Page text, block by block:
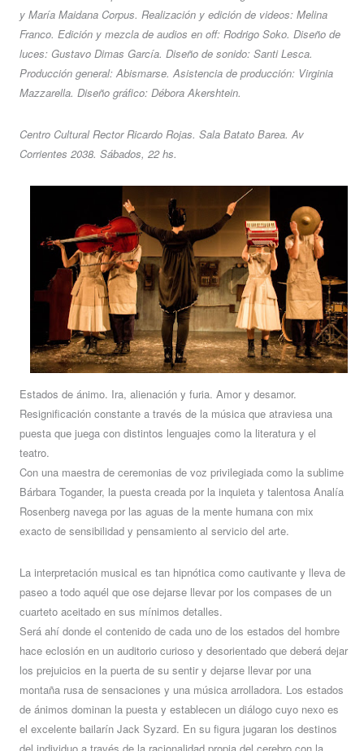
y María Maidana Corpus. Realización y edición de videos: Melina
Franco. Edición y mezcla de audios en off: Rodrigo Soko. Diseño de
luces: Gustavo Dimas García. Diseño de sonido: Santi Lesca.
Producción general: Abismarse. Asistencia de producción: Virginia
Mazzarella. Diseño gráfico: Débora Akershtein.
Centro Cultural Rector Ricardo Rojas. Sala Batato Barea. Av
Corrientes 2038. Sábados, 22 hs.
Estados de ánimo. Ira, alienación y furia. Amor y desamor.
Resignificación constante a través de la música que atraviesa una
puesta que juega con distintos lenguajes como la literatura y el
teatro.
Con una maestra de ceremonias de voz privilegiada como la sublime
Bárbara Togander, la puesta creada por la inquieta y talentosa Analía
Rosenberg navega por las aguas de la mente humana con mix
exacto de sensibilidad y pensamiento al servicio del arte.
La interpretación musical es tan hipnótica como cautivante y lleva de
paseo a todo aquél que ose dejarse llevar por los compases de un
cuarteto aceitado en sus mínimos detalles.
Será ahí donde el contenido de cada uno de los estados del hombre
hace eclosión en un auditorio curioso y desorientado que deberá dejar
los prejuicios en la puerta de su sentir y dejarse llevar por una
montaña rusa de sensaciones y una música arrolladora. Los estados
de ánimos dominan la puesta y establecen un diálogo cuyo nexo es
el excelente bailarín Jack Syzard. En su figura jugaran los destinos